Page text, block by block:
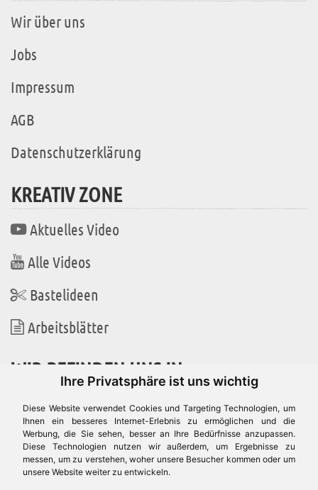
Ihre Privatsphäre ist uns wichtig
Diese Website verwendet Cookies und Targeting Technologien, um
Ihnen ein besseres Internet-Erlebnis zu ermöglichen und die
Werbung, die Sie sehen, besser an Ihre Bedürfnisse anzupassen.
Diese Technologien nutzen wir außerdem, um Ergebnisse zu
messen, um zu verstehen, woher unsere Besucher kommen oder um
unsere Website weiter zu entwickeln.
Wir über uns
Jobs
Impressum
AGB
Datenschutzerklärung
KREATIV ZONE
Aktuelles Video
Alle Videos
Bastelideen
Arbeitsblätter
WIR BEFINDEN UNS IN
Es gibt uns auch in